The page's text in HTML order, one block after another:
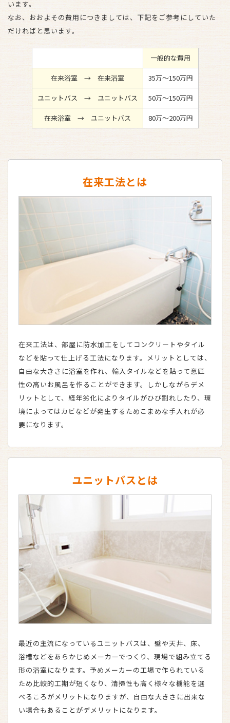
います。
なお、おおよその費用につきましては、下記をご参考にしていた
だければと思います。
一般的な費用
在来浴室 → 在来浴室 35万～150万円
ユニットバス → ユニットバス 50万～150万円
在来浴室 → ユニットバス 80万～200万円
在来工法とは
在来工法は、部屋に防水加工をしてコンクリートやタイル
などを貼って仕上げる工法になります。メリットとしては、
自由な大きさに浴室を作れ、輸入タイルなどを貼って意匠
性の高いお風呂を作ることができます。しかしながらデメ
リットとして、経年劣化によりタイルがひび割れしたり、環
境によってはカビなどが発生するためこまめな手入れが必
要になります。
ユニットバスとは
最近の主流になっているユニットバスは、壁や天井、床、
浴槽などをあらかじめメーカーでつくり、現場で組み立てる
形の浴室になります。予めメーカーの工場で作られている
ため比較的工期が短くなり、清掃性も高く様々な機能を選
べるころがメリットになりますが、自由な大きさに出来な
い場合もあることがデメリットになります。